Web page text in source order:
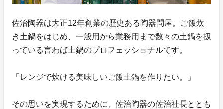
佐治陶器は大正12年創業の歴史ある陶器問屋。ご飯炊
き土鍋をはじめ、一般用から業務用まで数々の土鍋を扱
っている言わば土鍋のプロフェッショナルです。
「レンジで炊ける美味しいご飯土鍋を作りたい。」
その思いを実現するために、佐治陶器の佐治社長ととも